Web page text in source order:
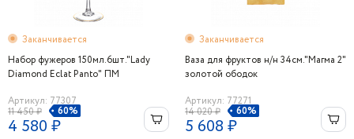
Заканчивается
Набор фужеров 150мл.6шт."Lady
Diamond Eclat Panto" ПМ
Артикул: 77307
11 450 ₽
60%
4 580 ₽
Заканчивается
Ваза для фруктов н/н 34см."Магма 2"
золотой ободок
Артикул: 77271
14 020 ₽
60%
5 608 ₽